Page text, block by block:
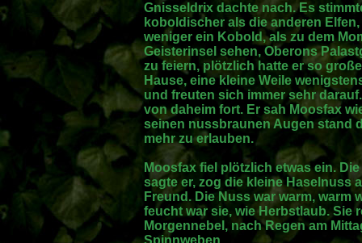
Gnisseldrix dachte nach. Es
koboldischer als die anderen
weniger ein Kobold, als zu dem
Geisterinsel sehen, Oberons
zu feiern, plötzlich hatte er so
Hause, eine kleine Weile
und freuten sich immer sehr
von daheim fort. Er sah Moosfax
seinen nussbraunen Augen stand
mehr zu erlauben.
Moosfax fiel plötzlich etwas ein.
sagte er, zog die kleine Haselnuss
Freund. Die Nuss war warm, warm
feucht war sie, wie Herbstlaub. Sie
Morgennebel, nach Regen am
Spinnweben.